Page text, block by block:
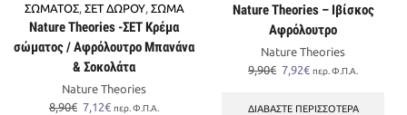
ΣΩΜΑΤΟΣ, ΣΕΤ ΔΩΡΟΥ, ΣΩΜΑ
Nature Theories -ΣΕΤ Κρέμα
σώματος / Αφρόλουτρο Μπανάνα
& Σοκολάτα
Nature Theories
8,90€ Original
7,12€Ηπερ. Φ.Π.Α.
Nature Theories – Ιβίσκος
Αφρόλουτρο
Nature Theories
9,90€ Original
was:
7,92€Η
τιμή
περ. Φ.Π.Α.
ΔΙΑΒΆΣΤΕ ΠΕΡΙΣΣΌΤΕΡΑ